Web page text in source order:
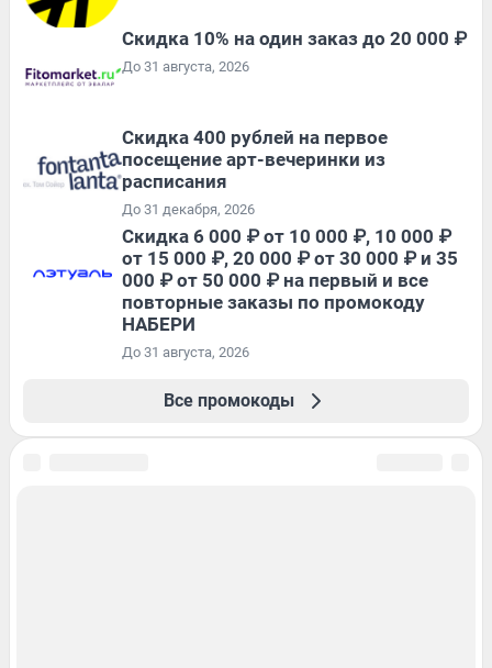
Скидка 10% на один заказ до 20 000 ₽
До 31 августа, 2026
Cкидка 400 рублей на первое
посещение арт-вечеринки из
расписания
До 31 декабря, 2026
Скидка 6 000 ₽ от 10 000 ₽, 10 000 ₽
от 15 000 ₽, 20 000 ₽ от 30 000 ₽ и 35
000 ₽ от 50 000 ₽ на первый и все
повторные заказы по промокоду
НАБЕРИ
До 31 августа, 2026
Все промокоды